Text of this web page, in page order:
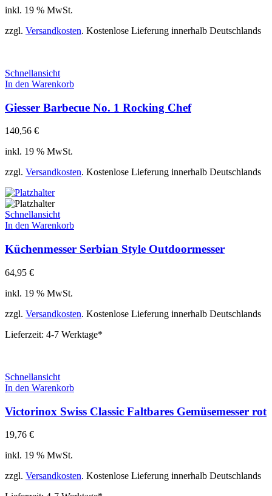
inkl. 19 % MwSt.
zzgl. Versandkosten. Kostenlose Lieferung innerhalb Deutschlands
Schnellansicht
In den Warenkorb
Giesser Barbecue No. 1 Rocking Chef
140,56 €
inkl. 19 % MwSt.
zzgl. Versandkosten. Kostenlose Lieferung innerhalb Deutschlands
Schnellansicht
In den Warenkorb
Küchenmesser Serbian Style Outdoormesser
64,95 €
inkl. 19 % MwSt.
zzgl. Versandkosten. Kostenlose Lieferung innerhalb Deutschlands
Lieferzeit: 4-7 Werktage*
Schnellansicht
In den Warenkorb
Victorinox Swiss Classic Faltbares Gemüsemesser rot
19,76 €
inkl. 19 % MwSt.
zzgl. Versandkosten. Kostenlose Lieferung innerhalb Deutschlands